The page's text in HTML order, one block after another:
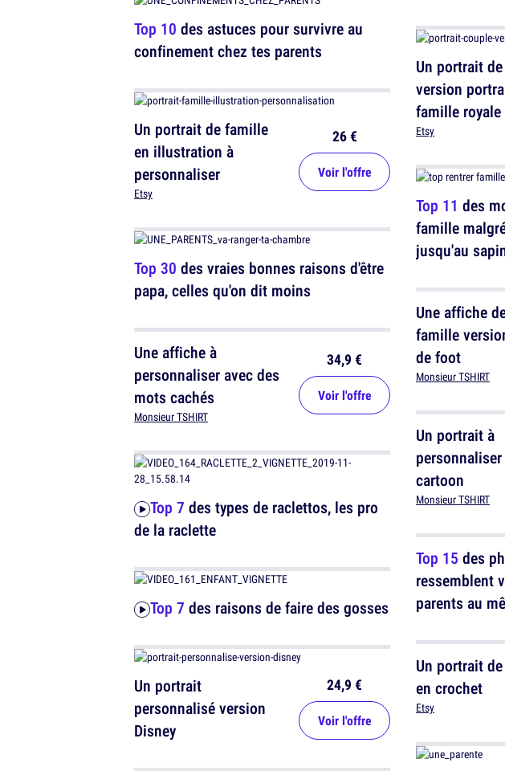
Top 10 des astuces pour survivre au
confinement chez tes parents
Un portrait de famille
en illustration à
personnaliser
Etsy
26 €
Voir l'offre
Top 30 des vraies bonnes raisons d'être
papa, celles qu'on dit moins
Une affiche à
personnaliser avec des
mots cachés
Monsieur TSHIRT
34,9 €
Voir l'offre
Top 7 des types de raclettos, les pro
de la raclette
Top 7 des raisons de faire des gosses
Un portrait
personnalisé version
Disney
24,9 €
Voir l'offre
Un portrait
version
famille royale
Etsy
Top 11 des
famille
jusqu'au
Une affiche
famille
de foot
Monsieur TSHIRT
Un portrait à
cartoon
Monsieur TSHIRT
Top 15 des
ressemblent
parents au
Un portrait
en crochet
Etsy